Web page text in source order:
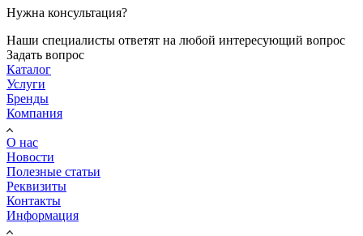
Нужна консультация?
Наши специалисты ответят на любой интересующий вопрос
Задать вопрос
Каталог
Услуги
Бренды
Компания
О нас
Новости
Полезные статьи
Реквизиты
Контакты
Информация